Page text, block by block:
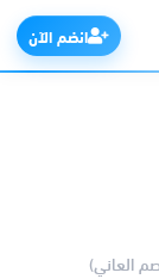
انضم الآن